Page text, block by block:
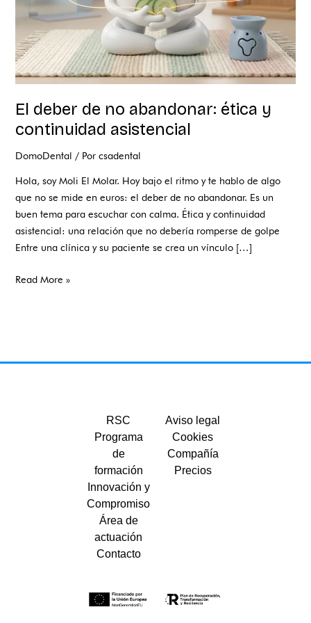
El deber de no abandonar: ética y
continuidad asistencial
DomoDental / Porcsadental
Hola, soy Moli El Molar. Hoy bajo el ritmo y te hablo de algo
que no se mide en euros: el deber de no abandonar. Es un
buen tema para escuchar con calma. Ética y continuidad
asistencial: una relación que no debería romperse de golpe
Entre una clínica y su paciente se crea un vínculo […]
asistencial
Read More »
RSC
Programa
de
formación
Innovación y
Compromiso
Área de
actuación
Contacto
Aviso legal
Cookies
Compañía
Precios